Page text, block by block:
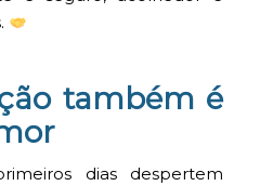
também é
dias despertem